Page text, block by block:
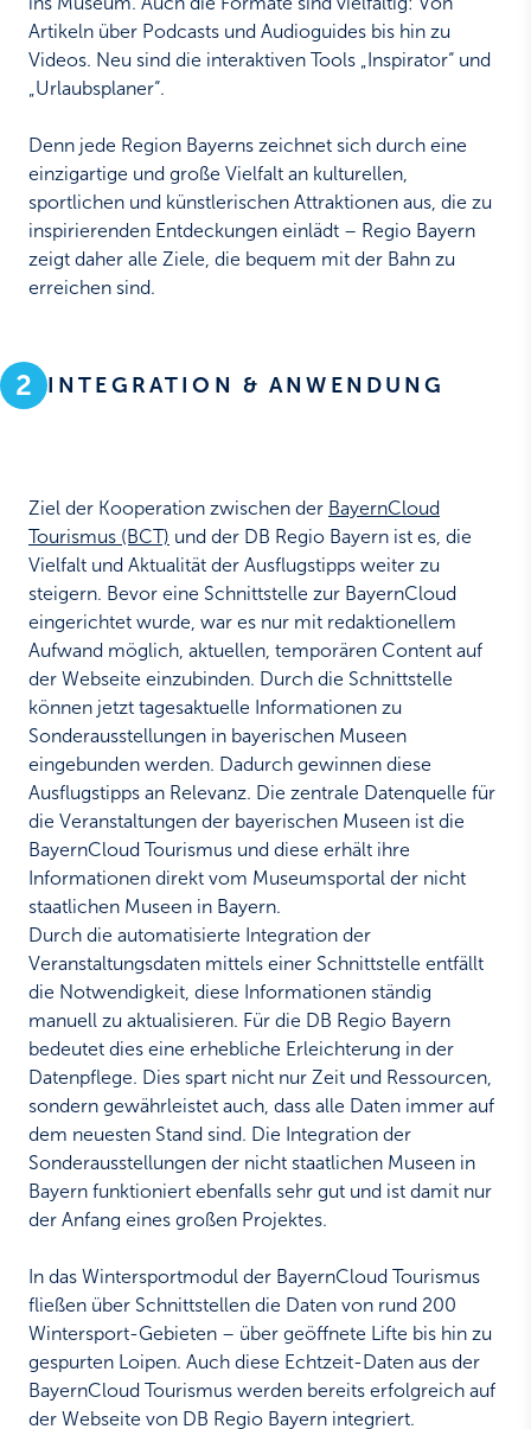
Artikeln über Podcasts und Audioguides bis hin zu
Videos. Neu sind die interaktiven Tools „Inspirator“ und
„Urlaubsplaner“.
Denn jede Region Bayerns zeichnet sich durch eine
einzigartige und große Vielfalt an kulturellen,
sportlichen und künstlerischen Attraktionen aus, die zu
inspirierenden Entdeckungen einlädt – Regio Bayern
zeigt daher alle Ziele, die bequem mit der Bahn zu
erreichen sind.
2 INTEGRATION & ANWENDUNG
Ziel der Kooperation zwischen der BayernCloud
Tourismus (BCT) und der DB Regio Bayern ist es, die
Vielfalt und Aktualität der Ausflugstipps weiter zu
steigern. Bevor eine Schnittstelle zur BayernCloud
eingerichtet wurde, war es nur mit redaktionellem
Aufwand möglich, aktuellen, temporären Content auf
der Webseite einzubinden. Durch die Schnittstelle
können jetzt tagesaktuelle Informationen zu
Sonderausstellungen in bayerischen Museen
eingebunden werden. Dadurch gewinnen diese
Ausflugstipps an Relevanz. Die zentrale Datenquelle für
die Veranstaltungen der bayerischen Museen ist die
BayernCloud Tourismus und diese erhält ihre
Informationen direkt vom Museumsportal der nicht
staatlichen Museen in Bayern.
Durch die automatisierte Integration der
Veranstaltungsdaten mittels einer Schnittstelle entfällt
die Notwendigkeit, diese Informationen ständig
manuell zu aktualisieren. Für die DB Regio Bayern
bedeutet dies eine erhebliche Erleichterung in der
Datenpflege. Dies spart nicht nur Zeit und Ressourcen,
sondern gewährleistet auch, dass alle Daten immer auf
dem neuesten Stand sind. Die Integration der
Sonderausstellungen der nicht staatlichen Museen in
Bayern funktioniert ebenfalls sehr gut und ist damit nur
der Anfang eines großen Projektes.
In das Wintersportmodul der BayernCloud Tourismus
fließen über Schnittstellen die Daten von rund 200
Wintersport-Gebieten – über geöffnete Lifte bis hin zu
gespurten Loipen. Auch diese Echtzeit-Daten aus der
BayernCloud Tourismus werden bereits erfolgreich auf
der Webseite von DB Regio Bayern integriert.